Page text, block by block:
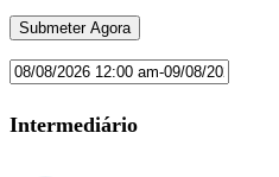
Intermediário